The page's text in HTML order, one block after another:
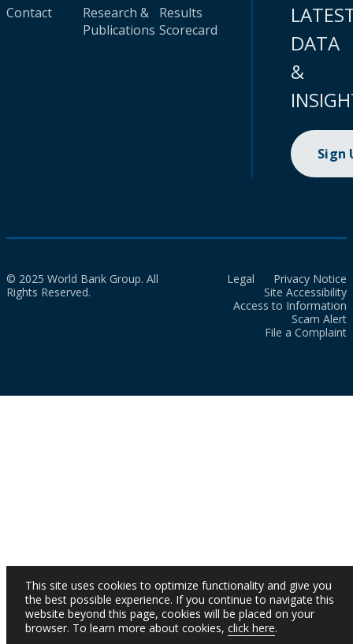
Contact
Research &
Publications
Results
Scorecard
DATA
&
Sign
© 2025 World Bank Group. All
Rights Reserved.
Legal
Privacy Notice
Site Accessibility
Access to Information
Scam Alert
File a Complaint
This site uses cookies to optimize functionality and give you
the best possible experience. If you continue to navigate this
website beyond this page, cookies will be placed on your
browser. To learn more about cookies, click here.